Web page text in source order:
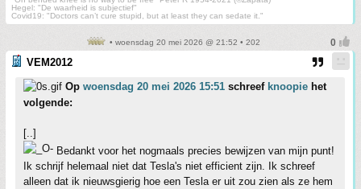
Hegel: "De waarheid is subjectief"
Covid19: "Doctors can’t cure stupid, but at least they can sedate it."
• woensdag 20 mei 2026 @ 21:52 • 202
VEM2012
Op woensdag 20 mei 2026 15:51 schreef knoopie het
volgende:
[..]
Bedankt voor het nogmaals precies bewijzen van mijn punt!
Ik schrijf helemaal niet dat Tesla's niet efficient zijn. Ik schreef
alleen dat ik nieuwsgierig hoe een Tesla er uit zou zien als ze hem